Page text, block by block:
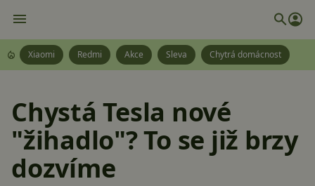
Xiaomi Redmi Akce Sleva Chytrá domácnost
Chystá Tesla nové
"žihadlo"? To se již brzy
dozvíme